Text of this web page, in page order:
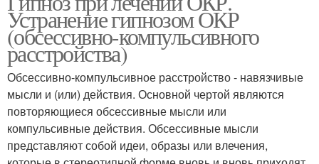
Устранение гипнозом ОКР
(обсессивно-компульсивного
расстройства)
Обсессивно-компульсивное расстройство - навязчивые
мысли и (или) действия. Основной чертой являются
повторяющиеся обсессивные мысли или
компульсивные действия. Обсессивные мысли
представляют собой идеи, образы или влечения,